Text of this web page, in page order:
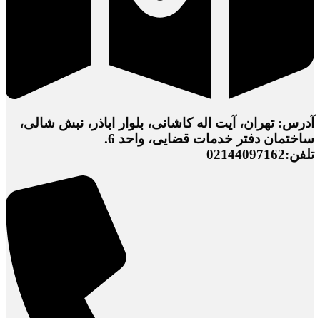
آدرس: تهران، آیت اله کاشانی، بلوار اباذر، نبش شالی،
ساختمان دفتر خدمات قضایی، واحد 6.
تلفن:02144097162